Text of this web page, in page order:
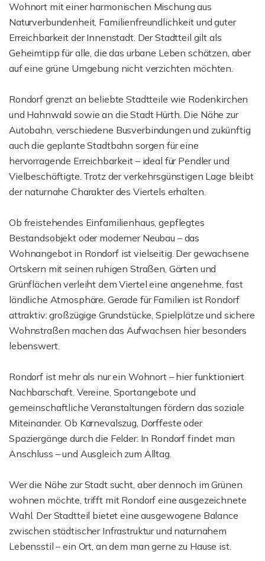
Wohnort mit einer harmonischen Mischung aus
Naturverbundenheit, Familienfreundlichkeit und guter
Erreichbarkeit der Innenstadt. Der Stadtteil gilt als
Geheimtipp für alle, die das urbane Leben schätzen, aber
auf eine grüne Umgebung nicht verzichten möchten.
Rondorf grenzt an beliebte Stadtteile wie Rodenkirchen
und Hahnwald sowie an die Stadt Hürth. Die Nähe zur
Autobahn, verschiedene Busverbindungen und zukünftig
auch die geplante Stadtbahn sorgen für eine
hervorragende Erreichbarkeit – ideal für Pendler und
Vielbeschäftigte. Trotz der verkehrsgünstigen Lage bleibt
der naturnahe Charakter des Viertels erhalten.
Ob freistehendes Einfamilienhaus, gepflegtes
Bestandsobjekt oder moderner Neubau – das
Wohnangebot in Rondorf ist vielseitig. Der gewachsene
Ortskern mit seinen ruhigen Straßen, Gärten und
Grünflächen verleiht dem Viertel eine angenehme, fast
ländliche Atmosphäre. Gerade für Familien ist Rondorf
attraktiv: großzügige Grundstücke, Spielplätze und sichere
Wohnstraßen machen das Aufwachsen hier besonders
lebenswert.
Rondorf ist mehr als nur ein Wohnort – hier funktioniert
Nachbarschaft. Vereine, Sportangebote und
gemeinschaftliche Veranstaltungen fördern das soziale
Miteinander. Ob Karnevalszug, Dorffeste oder
Spaziergänge durch die Felder: In Rondorf findet man
Anschluss – und Ausgleich zum Alltag.
Wer die Nähe zur Stadt sucht, aber dennoch im Grünen
wohnen möchte, trifft mit Rondorf eine ausgezeichnete
Wahl. Der Stadtteil bietet eine ausgewogene Balance
zwischen städtischer Infrastruktur und naturnahem
Lebensstil – ein Ort, an dem man gerne zu Hause ist.